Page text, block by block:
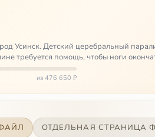
Усинск. Детский церебральный
требуется помощь, чтобы ноги
из 476 650 ₽
ОТДЕЛЬНАЯ СТРАНИЦА